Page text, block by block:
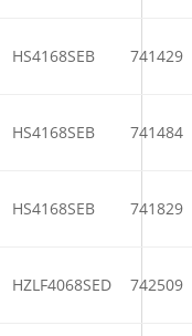
HS4168SEB 741429
HS4168SEB 741484
HS4168SEB 741829
HZLF4068SED 742509